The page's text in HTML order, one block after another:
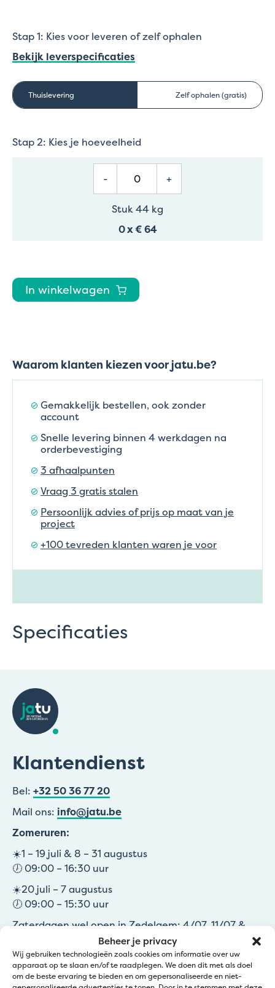
Beheer je privacy
Wij gebruiken technologieën zoals cookies om informatie over uw
apparaat op te slaan en/of te raadplegen. We doen dit met als doel
om de beste ervaring te bieden en om gepersonaliseerde en niet-
Stap 1: Kies voor leveren of zelf ophalen
Bekijk leverspecificaties
Thuislevering Zelf ophalen (gratis)
Stap 2: Kies je hoeveelheid
- +
Stuk 44 kg
0x€ 64
In winkelwagen
Waarom klanten kiezen voor jatu.be?
Gemakkelijk bestellen, ook zonder
account
Snelle levering binnen 4 werkdagen na
orderbevestiging
3 afhaalpunten
Vraag 3 gratis stalen
Persoonlijk advies of prijs op maat van je
project
+100 tevreden klanten waren je voor
Specificaties
Klantendienst
Bel: +32 50 36 77 20
Mail ons: info@jatu.be
Zomeruren:
☀️1 – 19 juli & 8 – 31 augustus
🕖 09:00 – 16:30 uur
☀️20 juli – 7 augustus
🕖 09:00 – 15:30 uur
Zaterdagen wel open in Zedelgem: 4/07, 11/07 &
08:00 – 11:45